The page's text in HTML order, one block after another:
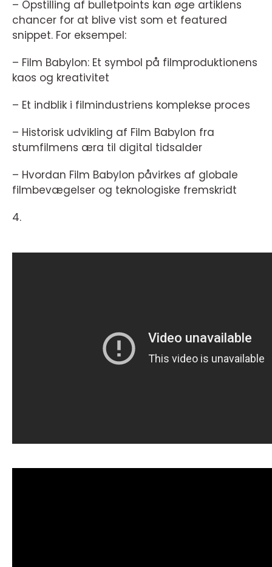
– Opstilling af bulletpoints kan øge artiklens
chancer for at blive vist som et featured
snippet. For eksempel:
– Film Babylon: Et symbol på filmproduktionens
kaos og kreativitet
– Et indblik i filmindustriens komplekse proces
– Historisk udvikling af Film Babylon fra
stumfilmens æra til digital tidsalder
– Hvordan Film Babylon påvirkes af globale
filmbevægelser og teknologiske fremskridt
4.